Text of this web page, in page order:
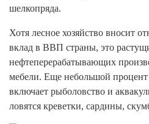
шелкопряда.
Хотя лесное хозяйство вносит
вклад в ВВП страны, это
нефтеперерабатывающих
мебели. Еще небольшой
включает рыболовство и
ловятся креветки, сардины,